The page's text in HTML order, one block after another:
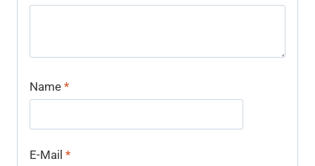
Name *
E-Mail *